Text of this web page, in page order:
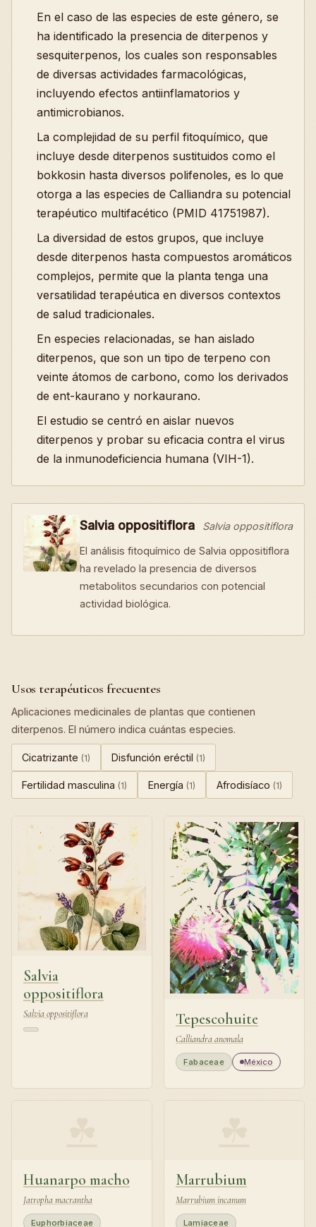
En el caso de las especies de este género, se
ha identificado la presencia de diterpenos y
sesquiterpenos, los cuales son responsables
de diversas actividades farmacológicas,
incluyendo efectos antiinflamatorios y
antimicrobianos.
La complejidad de su perfil fitoquímico, que
incluye desde diterpenos sustituidos como el
bokkosin hasta diversos polifenoles, es lo que
otorga a las especies de Calliandra su potencial
terapéutico multifacético (PMID 41751987).
La diversidad de estos grupos, que incluye
desde diterpenos hasta compuestos aromáticos
complejos, permite que la planta tenga una
versatilidad terapéutica en diversos contextos
de salud tradicionales.
En especies relacionadas, se han aislado
diterpenos, que son un tipo de terpeno con
veinte átomos de carbono, como los derivados
de ent-kaurano y norkaurano.
El estudio se centró en aislar nuevos
diterpenos y probar su eficacia contra el virus
de la inmunodeficiencia humana (VIH-1).
Salvia oppositiflora Salvia oppositiflora
El análisis fitoquímico de Salvia oppositiflora
ha revelado la presencia de diversos
metabolitos secundarios con potencial
actividad biológica.
Usos terapéuticos frecuentes
Aplicaciones medicinales de plantas que contienen
diterpenos. El número indica cuántas especies.
Cicatrizante (1) Disfunción eréctil (1)
Fertilidad masculina (1) Energía (1) Afrodisíaco (1)
Salvia
oppositiflora
Salvia oppositiflora Tepescohuite
Calliandra anomala
Fabaceae México
Huanarpo macho
Jatropha macrantha
Euphorbiaceae
Marrubium
Marrubium incanum
Lamiaceae